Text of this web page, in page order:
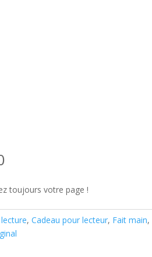
toujours votre page !
, Cadeau pour lecteur, Fait main,